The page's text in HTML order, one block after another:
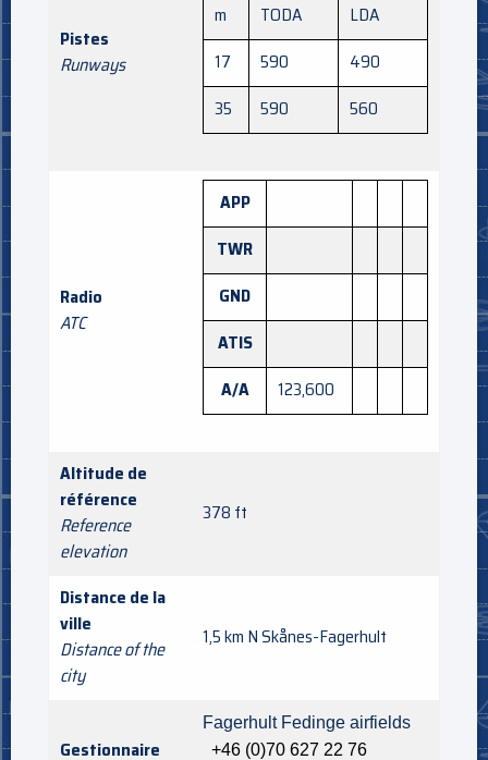
Pistes
Runways
m
TODA
LDA
17
590
490
35
590 560
Radio
ATC
APP
TWR
GND
ATIS
A/A
123,600
Altitude de
référence
Reference
elevation
378 ft
Distance de la
ville
Distance of the
city
1,5 km N Skånes-Fagerhult
Gestionnaire
Fagerhult Fedinge airfields
+46 (0)70 627 22 76